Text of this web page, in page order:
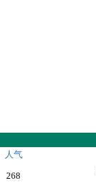
人气
268